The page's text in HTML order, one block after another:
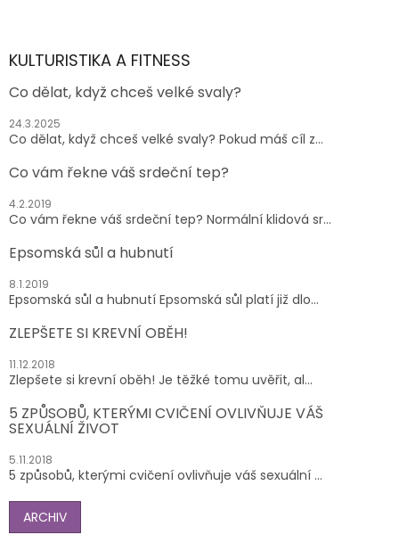
aKULTURISTIKA A FITNESS
Co dělat, když chceš velké svaly?
24.3.2025
Co dělat, když chceš velké svaly? Pokud máš cíl z...
Co vám řekne váš srdeční tep?
4.2.2019
Co vám řekne váš srdeční tep? Normální klidová sr...
Epsomská sůl a hubnutí
8.1.2019
Epsomská sůl a hubnutí Epsomská sůl platí již dlo...
ZLEPŠETE SI KREVNÍ OBĚH!
11.12.2018
Zlepšete si krevní oběh! Je těžké tomu uvěřit, al...
5 ZPŮSOBŮ, KTERÝMI CVIČENÍ OVLIVŇUJE VÁŠ
SEXUÁLNÍ ŽIVOT
5.11.2018
5 způsobů, kterými cvičení ovlivňuje váš sexuální ...
ARCHIV